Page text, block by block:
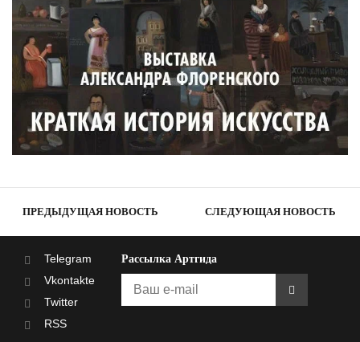
ПРЕДЫДУЩАЯ НОВОСТЬ СЛЕДУЮЩАЯ НОВОСТЬ
Telegram
Vkontakte
Twitter
RSS
Рассылка Артгида